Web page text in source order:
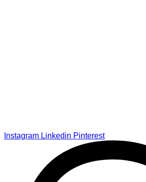
Instagram Linkedin Pinterest